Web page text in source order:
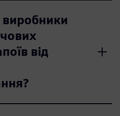
від